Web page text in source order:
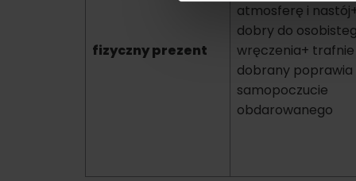
fizyczny prezent
atmosferę i
dobry do
wręczenia+ trafnie
dobrany poprawia
samopoczucie
obdarowanego